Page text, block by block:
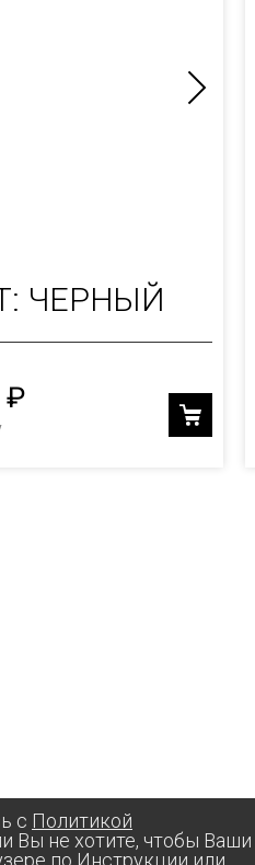
ЧЕРНЫЙ
₽
с Политикой
Вы не хотите, чтобы Ваши
по Инструкции или